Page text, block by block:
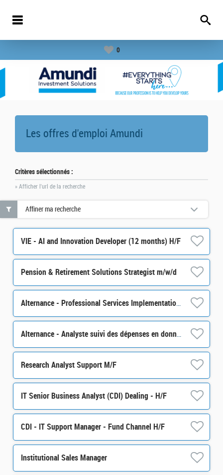
0
Les offres d'emploi Amundi
Critères sélectionnés :
» Afficher l'url de la recherche
VIE - AI and Innovation Developer (12 months) H/F
Pension & Retirement Solutions Strategist m/w/d
Alternance - Professional Services Implementation specialist - H/F
Alternance - Analyste suivi des dépenses en données financières- H/F
Research Analyst Support M/F
IT Senior Business Analyst (CDI) Dealing - H/F
CDI - IT Support Manager - Fund Channel H/F
Institutional Sales Manager
Affiner ma recherche